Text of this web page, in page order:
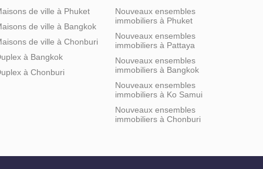
de ville à Phuket
de ville à Bangkok
de ville à Chonburi
à Bangkok
à Chonburi
Nouveaux ensembles
immobiliers à Phuket
Nouveaux ensembles
immobiliers à Pattaya
Nouveaux ensembles
immobiliers à Bangkok
Nouveaux ensembles
immobiliers à Ko Samui
Nouveaux ensembles
immobiliers à Chonburi